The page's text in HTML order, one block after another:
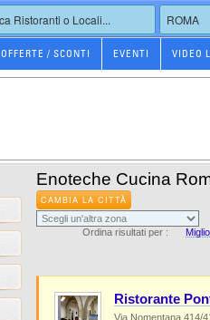
OFFERTE / SCONTI EVENTI VIDEO
Enoteche Cucina
CAMBIA LA CITTÀ
Ordina risultati per :
Ristorante
Via Nomentana 414/